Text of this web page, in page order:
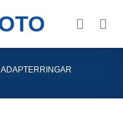
ADAPTERRINGAR